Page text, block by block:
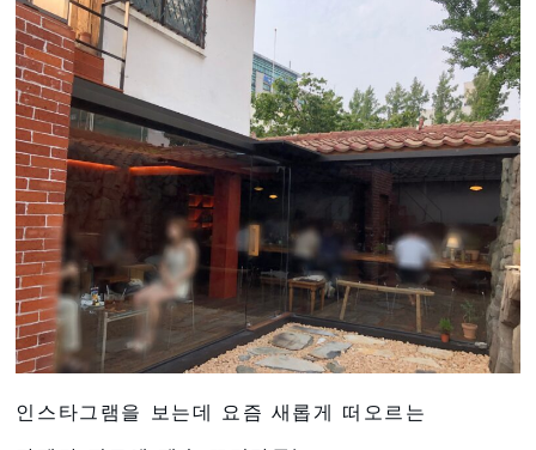
인스타그램을 보는데 요즘 새롭게 떠오르는